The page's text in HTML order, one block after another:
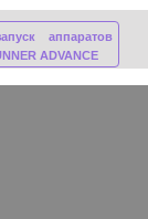
аппаратов
ADVANCE